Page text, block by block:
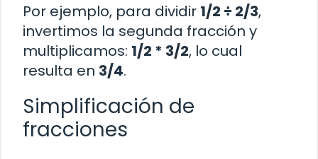
Por ejemplo, para dividir 1/2 ÷ 2/3,
invertimos la segunda fracción y
multiplicamos: 1/2 * 3/2, lo cual
resulta en 3/4.
Simplificación de
fracciones